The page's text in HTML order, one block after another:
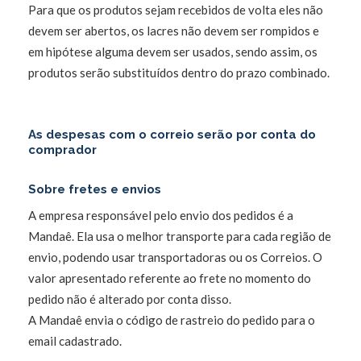
Para que os produtos sejam recebidos de volta eles não
devem ser abertos, os lacres não devem ser rompidos e
em hipótese alguma devem ser usados, sendo assim, os
produtos serão substituídos dentro do prazo combinado.
As despesas com o correio serão por conta do
comprador
Sobre fretes e envios
A empresa responsável pelo envio dos pedidos é a
Mandaê. Ela usa o melhor transporte para cada região de
envio, podendo usar transportadoras ou os Correios. O
valor apresentado referente ao frete no momento do
pedido não é alterado por conta disso.
A Mandaê envia o código de rastreio do pedido para o
email cadastrado.